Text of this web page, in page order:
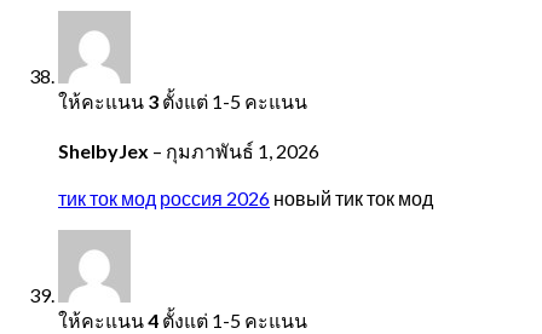
ให้คะแนน 3 ตั้งแต่ 1-5 คะแนน
ShelbyJex – กุมภาพันธ์ 1, 2026
тик ток мод россия 2026 новый тик ток мод
ให้คะแนน4 ตั้งแต่ 1-5 คะแนน